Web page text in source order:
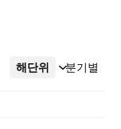
해단위 분기별
더보기